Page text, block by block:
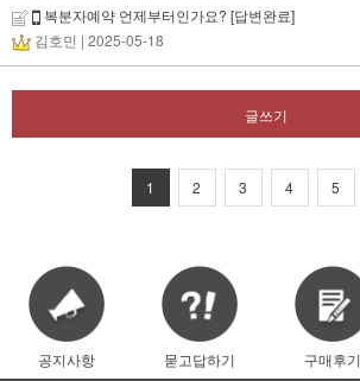
복분자예약 언제부터인가요? [답변완료]
김호민 | 2025-05-18
글쓰기
1 2 3 4 5
공지사항 묻고답하기 구매후기